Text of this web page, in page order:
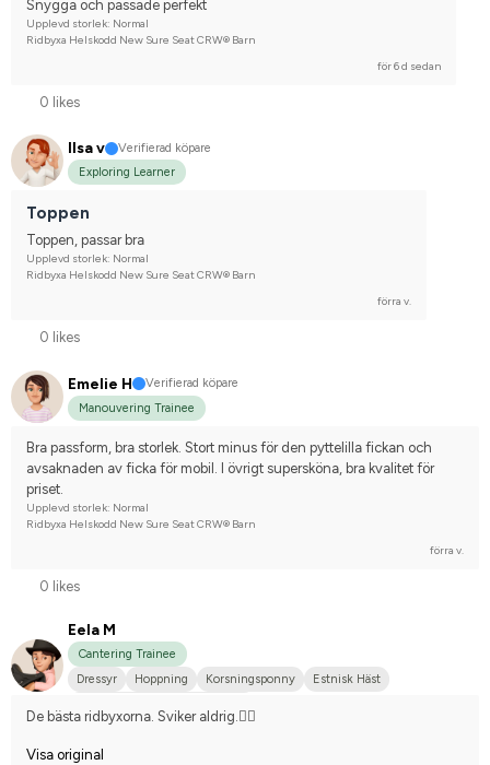
Snygga och passade perfekt
Upplevd storlek: Normal
Ridbyxa Helskodd New Sure Seat CRW® Barn
för 6 d sedan
0 likes
Ilsa v
Verifierad köpare
Exploring Learner
Toppen
Toppen, passar bra
Upplevd storlek: Normal
Ridbyxa Helskodd New Sure Seat CRW® Barn
förra v.
0 likes
Emelie H
Verifierad köpare
Manouvering Trainee
Bra passform, bra storlek. Stort minus för den pyttelilla fickan och
avsaknaden av ficka för mobil. I övrigt supersköna, bra kvalitet för
priset.
Upplevd storlek: Normal
Ridbyxa Helskodd New Sure Seat CRW® Barn
förra v.
0 likes
Eela M
Cantering Trainee
Dressyr
Hoppning Korsningsponny
Estnisk Häst
De bästa ridbyxorna. Sviker aldrig.👍🏼
Visa original